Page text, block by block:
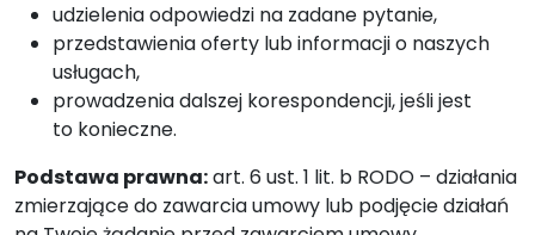
udzielenia odpowiedzi na zadane pytanie,
przedstawienia oferty lub informacji o naszych
usługach,
prowadzenia dalszej korespondencji, jeśli jest
to konieczne.
Podstawa prawna:art. 6 ust. 1 lit. b RODO – działania
zmierzające do zawarcia umowy lub podjęcie działań